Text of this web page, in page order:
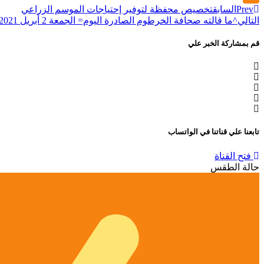
Telegram
Prev السابقتخصيص محفظة لتوفير إحتياجات الموسم الزراعي
التالي^ما قالته صحافة الخرطوم الصادرة اليوم= الجمعة 2 أبريل 2021م^
قم بمشاركة الخبر علي
تابعنا علي قناتنا في الواتساب
فتح القناة
حالة الطقس